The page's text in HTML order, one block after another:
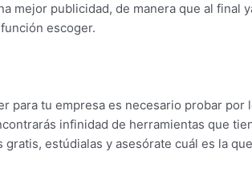
mejor publicidad, de manera que al final
escoger.
para tu empresa es necesario probar por
infinidad de herramientas que
gratis, estúdialas y asesórate cuál es la